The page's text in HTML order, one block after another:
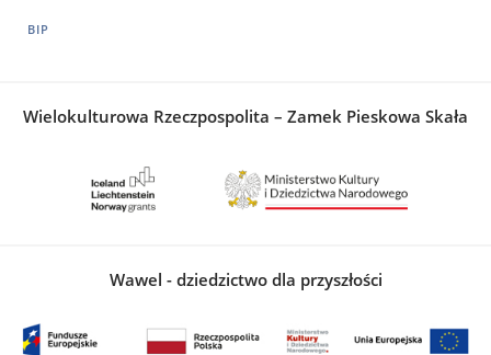
BIP
Wielokulturowa Rzeczpospolita – Zamek Pieskowa Skała
Wawel - dziedzictwo dla przyszłości